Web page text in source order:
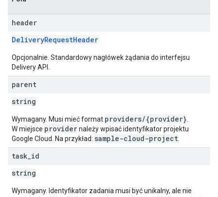
header
DeliveryRequestHeader
Opcjonalnie. Standardowy nagłówek żądania do interfejsu
Delivery API.
parent
string
Wymagany. Musi mieć format providers/{provider}
W miejsce providernależy wpisać identyfikator projektu
Google Cloud. Na przykład: sample-cloud-project
task id
string
Wymagany. Identyfikator zadania musi być unikalny, ale nie